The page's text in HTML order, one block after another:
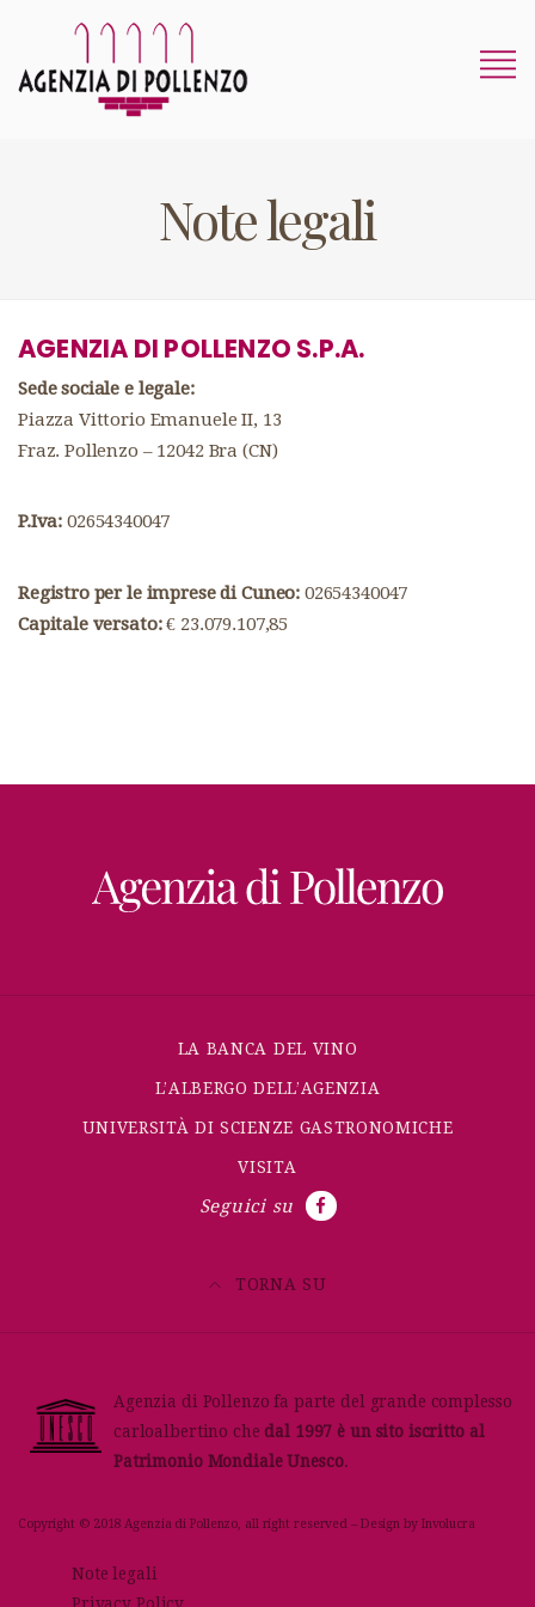
Note legali
AGENZIA DI POLLENZO S.P.A.
Sede sociale e legale:
Piazza Vittorio Emanuele II, 13
Fraz. Pollenzo – 12042 Bra (CN)
P.Iva: 02654340047
Registro per le imprese di Cuneo: 02654340047
Capitale versato:€ 23.079.107,85
LA BANCA DEL VINO
L’ALBERGO DELL’AGENZIA
UNIVERSITÀ DI SCIENZE GASTRONOMICHE
VISITA
Seguici su
TORNA SU
Agenzia di Pollenzo fa parte del grande complesso
carloalbertino che dal 1997 è un sito iscritto al
Patrimonio Mondiale Unesco.
Copyright © 2018 Agenzia di Pollenzo, all right reserved – Design by Involucra
Note legali